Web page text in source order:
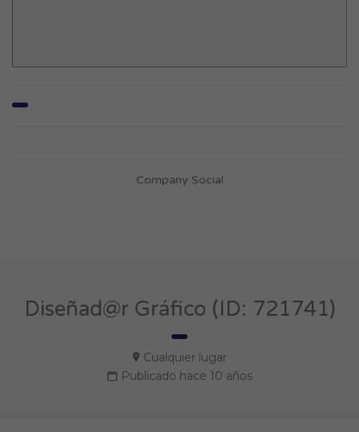
Company Social
Diseñad@r Gráfico (ID: 721741)
Cualquier lugar
Publicado hace 10 años